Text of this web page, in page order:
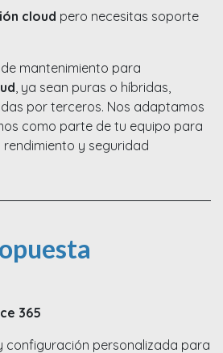
cloud pero necesitas soporte
mantenimiento para
, ya sean puras o híbridas,
por terceros. Nos adaptamos
como parte de tu equipo para
y seguridad
365​
configuración personalizada para